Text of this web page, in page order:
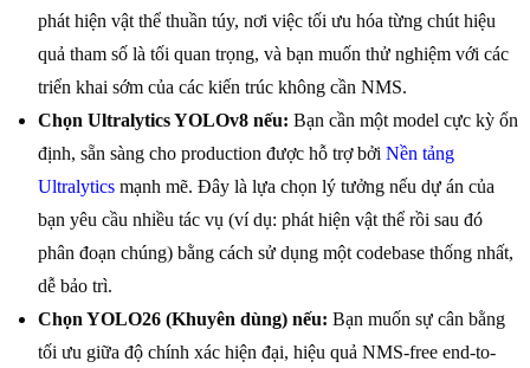
phát hiện vật thể thuần túy, nơi việc tối ưu hóa từng chút hiệu
quả tham số là tối quan trọng, và bạn muốn thử nghiệm với các
triển khai sớm của các kiến trúc không cần NMS.
Chọn Ultralytics YOLOv8 nếu: Bạn cần một model cực kỳ ổn
định, sẵn sàng cho production được hỗ trợ bởi Nền tảng
Ultralytics mạnh mẽ. Đây là lựa chọn lý tưởng nếu dự án của
bạn yêu cầu nhiều tác vụ (ví dụ: phát hiện vật thể rồi sau đó
phân đoạn chúng) bằng cách sử dụng một codebase thống nhất,
dễ bảo trì.
Chọn YOLO26 (Khuyên dùng) nếu: Bạn muốn sự cân bằng
tối ưu giữa độ chính xác hiện đại, hiệu quả NMS-free end-to-